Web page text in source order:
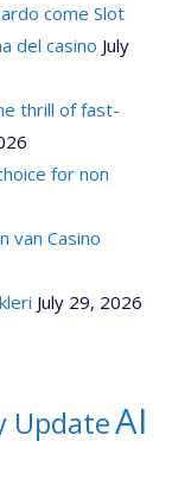
come Slot
del casino July
thrill of fast-
for non
van Casino
July 29, 2026
UpdateAI